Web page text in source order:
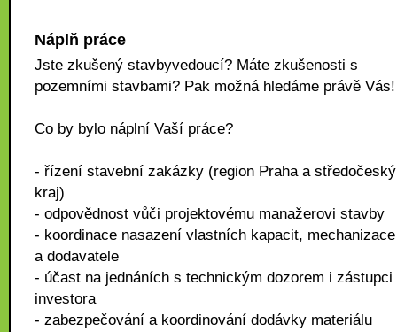
Náplň práce
Jste zkušený stavbyvedoucí? Máte zkušenosti s
pozemními stavbami? Pak možná hledáme právě Vás!
Co by bylo náplní Vaší práce?
- řízení stavební zakázky (region Praha a středočeský
kraj)
- odpovědnost vůči projektovému manažerovi stavby
- koordinace nasazení vlastních kapacit, mechanizace
a dodavatele
- účast na jednáních s technickým dozorem i zástupci
investora
- zabezpečování a koordinování dodávky materiálu